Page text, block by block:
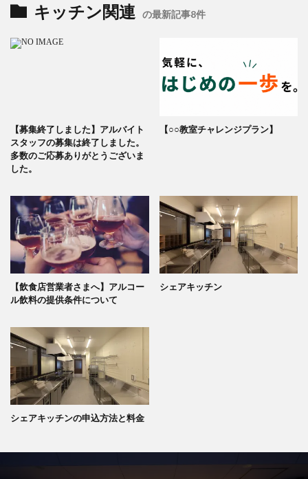
キッチン関連 の最新記事8件
【募集終了しました】アルバイト
スタッフの募集は終了しました。
多数のご応募ありがとうございま
した。
【○○教室チャレンジプラン】
【飲食店営業者さまへ】アルコー
ル飲料の提供条件について
シェアキッチン
シェアキッチンの申込方法と料金